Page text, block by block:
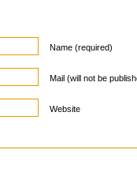
Name (required)
Mail (will not be
Website